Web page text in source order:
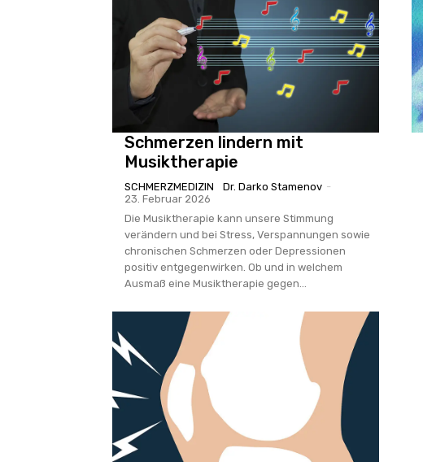
Schmerzen lindern mit
Musiktherapie
SCHMERZMEDIZIN Dr. Darko Stamenov -
23. Februar 2026
Die Musiktherapie kann unsere Stimmung
verändern und bei Stress, Verspannungen sowie
chronischen Schmerzen oder Depressionen
positiv entgegenwirken. Ob und in welchem
Ausmaß eine Musiktherapie gegen...